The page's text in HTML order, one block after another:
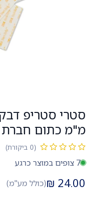
מ"מ כתום חברת 3M
(0 ביקורת)
7 צופים במוצר כרגע
24.00
₪(כולל מע"מ)